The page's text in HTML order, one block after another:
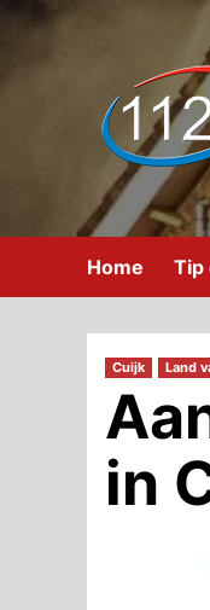
Ga
Home Tip
Cuijk Land
in